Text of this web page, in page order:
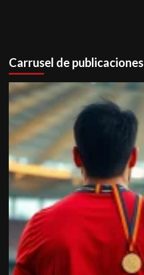
Carrusel de publicaciones